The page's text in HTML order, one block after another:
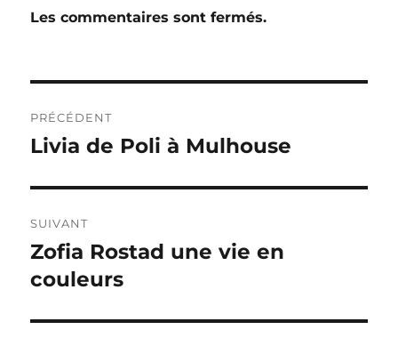
Les commentaires sont fermés.
de
PRÉCÉDENT
Publication
Livia de Poli à Mulhouse
SUIVANT
Publication
suivante :
Zofia Rostad une vie en
couleurs